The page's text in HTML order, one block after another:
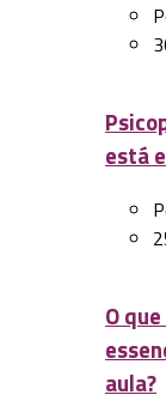
está
O
aula?